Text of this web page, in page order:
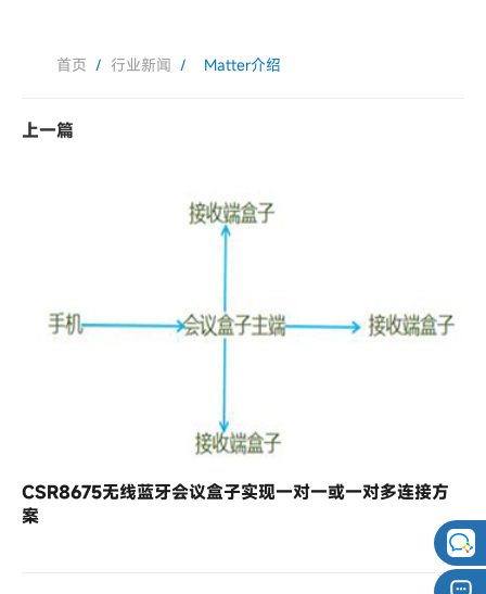
首页 / 行业新闻 / Matter介绍
上一篇
CSR8675无线蓝牙会议盒子实现一对一或一对多连接方
案